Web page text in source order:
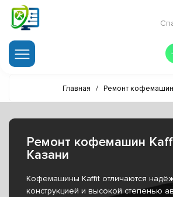
Главная / Ремонт кофемашин
Ремонт кофемашин
Казани
Кофемашины Kaffit отличаются
конструкцией и высокой степенью